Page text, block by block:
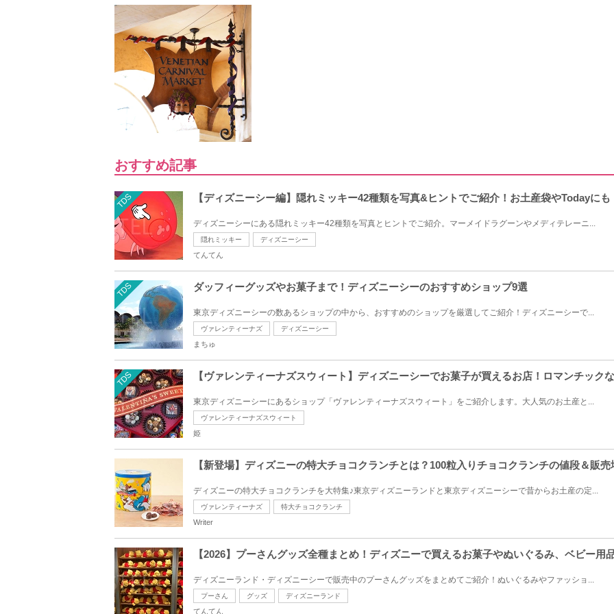
おすすめ記事
TDS 【ディズニーシー編】隠れミッキー42種類を写真&ヒントでご紹介！お土産袋やTodayにも
ディズニーシーにある隠れミッキー42種類を写真とヒントでご紹介。マーメイドラグーンやメディテレーニ...
隠れミッキー ディズニーシー
てんてん
TDS ダッフィーグッズやお菓子まで！ディズニーシーのおすすめショップ9選
東京ディズニーシーの数あるショップの中から、おすすめのショップを厳選してご紹介！ディズニーシーで...
ヴァレンティーナズ ディズニーシー
まちゅ
TDS 【ヴァレンティーナズスウィート】ディズニーシーでお菓子が買えるお店！ロマンチック
東京ディズニーシーにあるショップ「ヴァレンティーナズスウィート」をご紹介します。大人気のお土産と...
ヴァレンティーナズスウィート
姫
【新登場】ディズニーの特大チョコクランチとは？100粒入りチョコクランチの値段＆販売
ディズニーの特大チョコクランチを大特集♪東京ディズニーランドと東京ディズニーシーで昔からお土産の定...
ヴァレンティーナズ 特大チョコクランチ
Writer
【2026】プーさんグッズ全種まとめ！ディズニーで買えるお菓子やぬいぐるみ、ベビー用
ディズニーランド・ディズニーシーで販売中のプーさんグッズをまとめてご紹介！ぬいぐるみやファッショ...
プーさん グッズ ディズニーランド
てんてん